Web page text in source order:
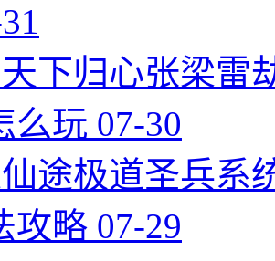
下归心张梁雷
么玩 07-30
途极道圣兵系
攻略 07-29